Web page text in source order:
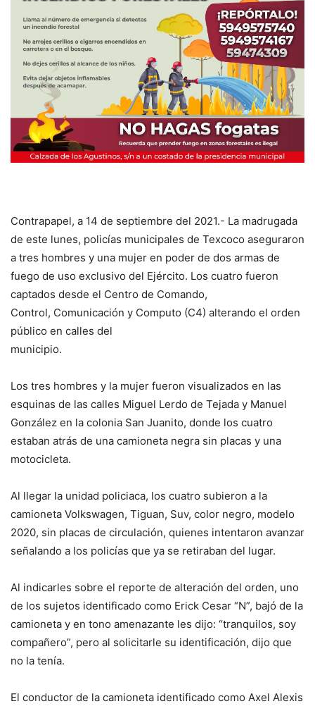
Contrapapel, a 14 de septiembre del 2021.- La madrugada
de este lunes, policías municipales de Texcoco aseguraron
a tres hombres y una mujer en poder de dos armas de
fuego de uso exclusivo del Ejército. Los cuatro fueron
captados desde el Centro de Comando,
Control, Comunicación y Computo (C4) alterando el orden
público en calles del
municipio.
Los tres hombres y la mujer fueron visualizados en las
esquinas de las calles Miguel Lerdo de Tejada y Manuel
González en la colonia San Juanito, donde los cuatro
estaban atrás de una camioneta negra sin placas y una
motocicleta.
Al llegar la unidad policiaca, los cuatro subieron a la
camioneta Volkswagen, Tiguan, Suv, color negro, modelo
2020, sin placas de circulación, quienes intentaron avanzar
señalando a los policías que ya se retiraban del lugar.
Al indicarles sobre el reporte de alteración del orden, uno
de los sujetos identificado como Erick Cesar “N”, bajó de la
camioneta y en tono amenazante les dijo: “tranquilos, soy
compañero”, pero al solicitarle su identificación, dijo que
no la tenía.
El conductor de la camioneta identificado como Axel Alexis